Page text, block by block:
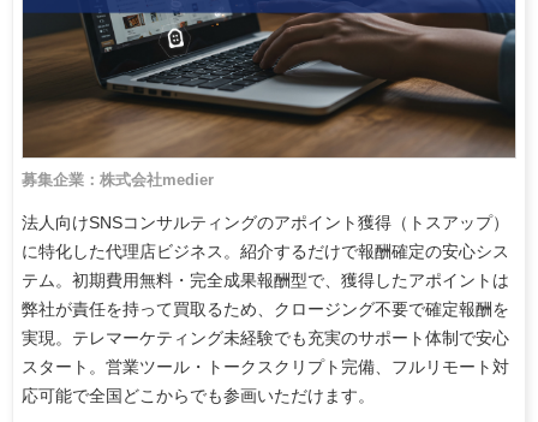
募集企業：株式会社medier
法人向けSNSコンサルティングのアポイント獲得（トスアップ）
に特化した代理店ビジネス。紹介するだけで報酬確定の安心シス
テム。初期費用無料・完全成果報酬型で、獲得したアポイントは
弊社が責任を持って買取るため、クロージング不要で確定報酬を
実現。テレマーケティング未経験でも充実のサポート体制で安心
スタート。営業ツール・トークスクリプト完備、フルリモート対
応可能で全国どこからでも参画いただけます。